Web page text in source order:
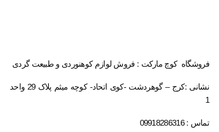
فروشگاه کوچ مارکت : فروش لوازم کوهنوردی و طبیعت گردی
نشانی :کرج – گوهردشت -کوی اتحاد- کوچه میثم پلاک 29 واحد
1
تماس : 09918286316